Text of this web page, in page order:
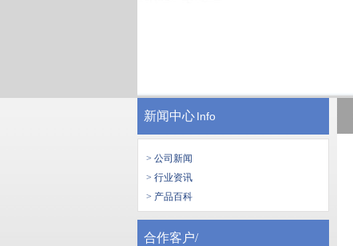
新闻中心Info
> 公司新闻
> 行业资讯
> 产品百科
合作客户/